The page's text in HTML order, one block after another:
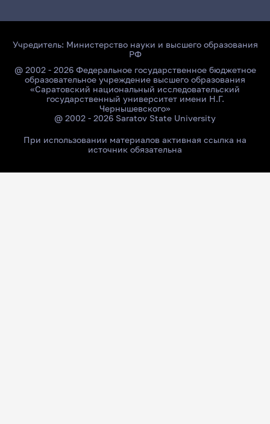
Учредитель: Министерство науки и высшего образования
РФ
@ 2002 - 2026 Федеральное государственное бюджетное
образовательное учреждение высшего образования
«Саратовский национальный исследовательский
государственный университет имени Н.Г.
Чернышевского»
@ 2002 - 2026 Saratov State University
При использовании материалов активная ссылка на
источник обязательна